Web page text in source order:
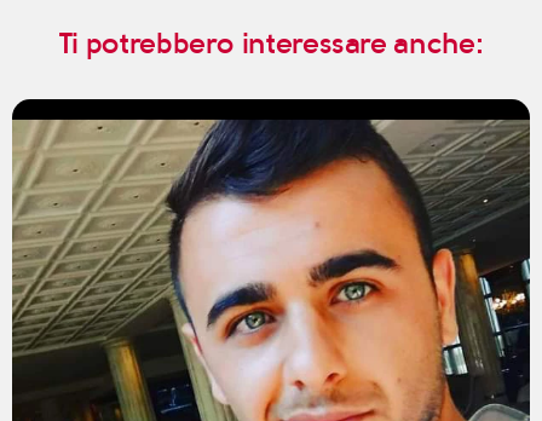
Ti potrebbero interessare anche: